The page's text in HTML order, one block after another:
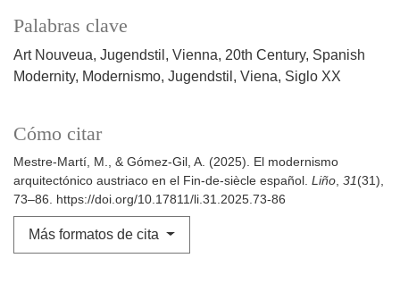
Palabras clave
Art Nouveua Jugendstil Vienna 20th Century Spanish
Modernity Modernismo Jugendstil Viena Siglo XX
Cómo citar
Mestre-Martí, M., & Gómez-Gil, A. (2025). El modernismo
arquitectónico austriaco en el Fin-de-siècle español. Liño, 31(31),
73–86. https://doi.org/10.17811/li.31.2025.73-86
Más formatos de cita